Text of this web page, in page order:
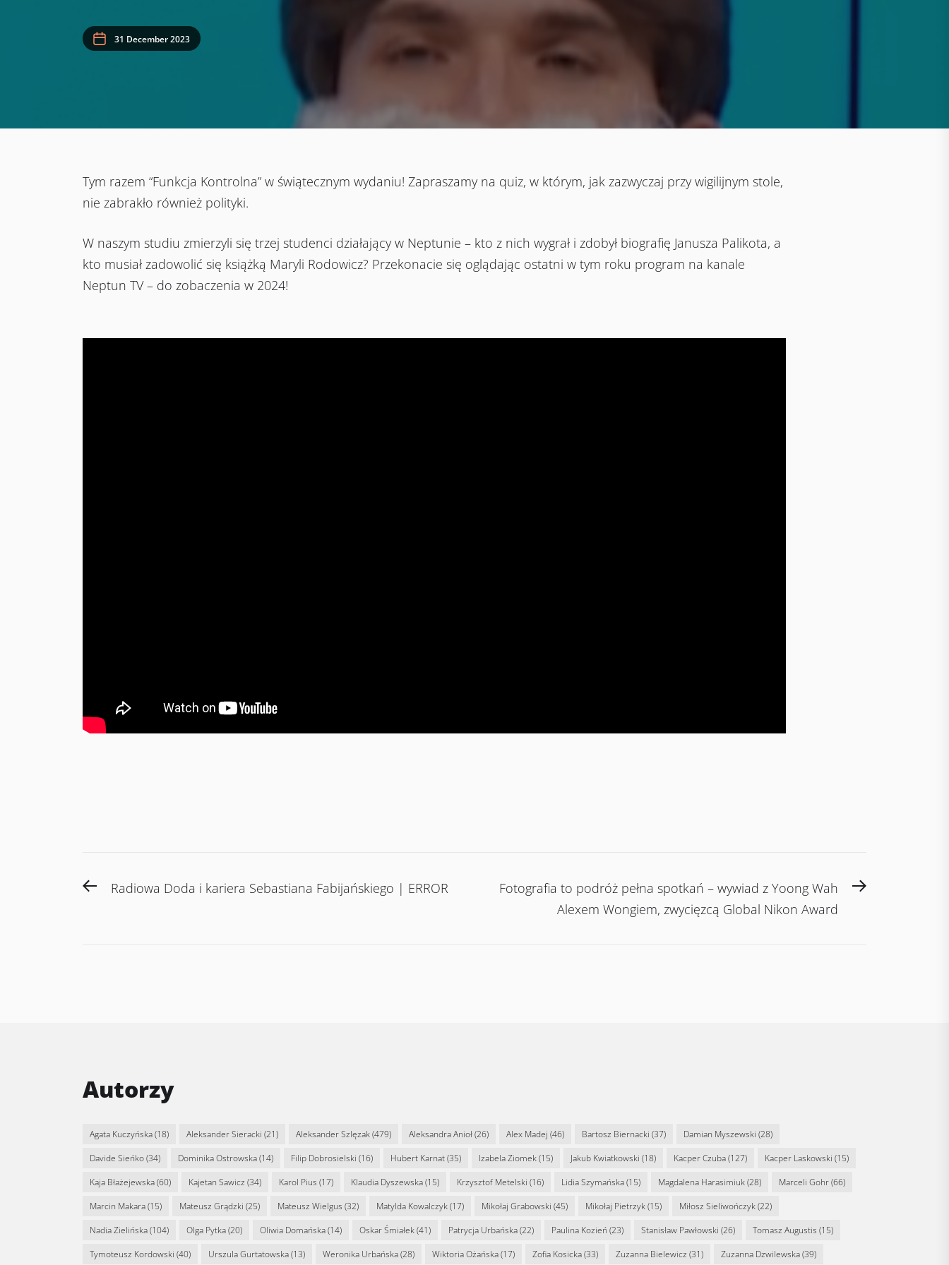
31 December 2023
Tym razem “Funkcja Kontrolna” w świątecznym wydaniu! Zapraszamy na quiz, w którym, jak zazwyczaj przy wigilijnym stole,
nie zabrakło również polityki.
W naszym studiu zmierzyli się trzej studenci działający w Neptunie – kto z nich wygrał i zdobył biografię Janusza Palikota, a
kto musiał zadowolić się książką Maryli Rodowicz? Przekonacie się oglądając ostatni w tym roku program na kanale
Neptun TV – do zobaczenia w 2024!
Post
PreviousRadiowa Doda i kariera Sebastiana Fabijańskiego | ERROR
Next
Fotografia to podróż pełna spotkań – wywiad z Yoong Wah
Alexem Wongiem, zwycięzcą Global Nikon Award
Autorzy
Agata Kuczyńska(18) Aleksander Sieracki (21) Aleksander Szlęzak(479) Aleksandra Anioł(26) Alex Madej (46) Bartosz Biernacki (37) Damian Myszewski (28)
Davide Sieńko(34) Dominika Ostrowska(14) Filip Dobrosielski (16) Hubert Karnat(35) Izabela Ziomek(15) Jakub Kwiatkowski (18) Kacper Czuba(127) Kacper Laskowski (15)
Kaja Błażejewska(60) Kajetan Sawicz (34) Karol Pius (17) Klaudia Dyszewska(15) Krzysztof Metelski (16) Lidia Szymańska(15) Magdalena Harasimiuk(28) Marceli Gohr(66)
Marcin Makara(15) Mateusz Grądzki (25) Mateusz Wielgus (32) Matylda Kowalczyk(17) Mikołaj Grabowski (45) Mikołaj Pietrzyk(15) Miłosz Sieliwończyk(22)
Nadia Zielińska(104) Olga Pytka(20) Oliwia Domańska(14) Oskar Śmiałek(41) Patrycja Urbańska(22) Paulina Kozień (23) Stanisław Pawłowski (26) Tomasz Augustis (15)
Tymoteusz Kordowski (40) Urszula Gurtatowska(13) Weronika Urbańska(28) Wiktoria Ożańska(17) Zofia Kosicka(33) Zuzanna Bielewicz (31) Zuzanna Dzwilewska(39)